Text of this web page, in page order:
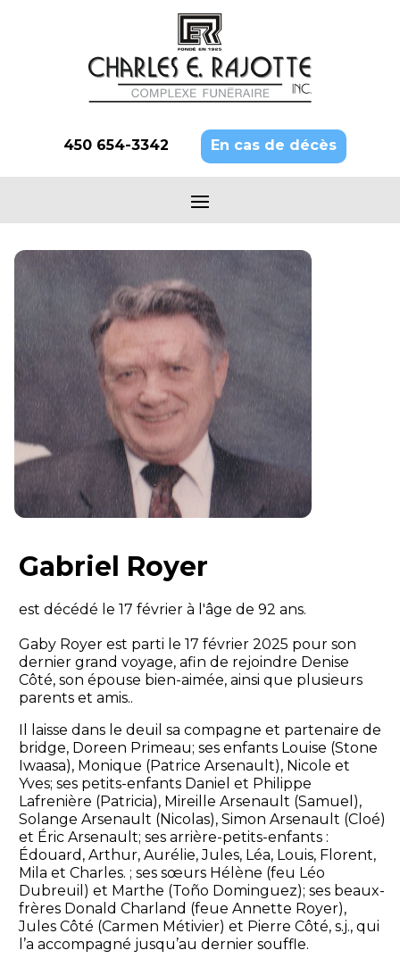
450 654-3342 En cas de décès
Gabriel Royer
est décédé le 17 février à l'âge de 92 ans.
Gaby Royer est parti le 17 février 2025 pour son
dernier grand voyage, afin de rejoindre Denise
Côté, son épouse bien-aimée, ainsi que plusieurs
parents et amis..
Il laisse dans le deuil sa compagne et partenaire de
bridge, Doreen Primeau; ses enfants Louise (Stone
Iwaasa), Monique (Patrice Arsenault), Nicole et
Yves; ses petits-enfants Daniel et Philippe
Lafrenière (Patricia), Mireille Arsenault (Samuel),
Solange Arsenault (Nicolas), Simon Arsenault (Cloé)
et Éric Arsenault; ses arrière-petits-enfants :
Édouard, Arthur, Aurélie, Jules, Léa, Louis, Florent,
Mila et Charles. ; ses sœurs Hélène (feu Léo
Dubreuil) et Marthe (Toño Dominguez); ses beaux-
frères Donald Charland (feue Annette Royer),
Jules Côté (Carmen Métivier) et Pierre Côté, s.j., qui
l’a accompagné jusqu’au dernier souffle.